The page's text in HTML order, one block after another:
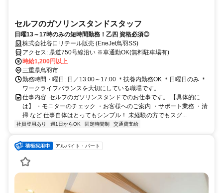
セルフのガソリンスタンドスタッフ
日曜13～17時のみの短時間勤務！乙四 資格必須◎
株式会社谷口リテール販売 (EneJet鳥羽SS)
アクセス: 県道750号線沿い ※車通勤OK(無料駐車場有)
時給1,200円以上
三重県鳥羽市
勤務時間・曜日: 日／13:00～17:00 ＊扶養内勤務OK ＊日曜日のみ ＊
ワークライフバランスを大切にしている職場です。
仕事内容: セルフのガソリンスタンドでのお仕事です。 【具体的に
は】 ・モニターのチェック ・お客様へのご案内 ・サポート業務 ・清
掃 など 仕事自体はとってもシンプル！ 未経験の方でもスグ...
社員登用あり 週1日からOK 固定時間制 交通費支給
アルバイト・パート